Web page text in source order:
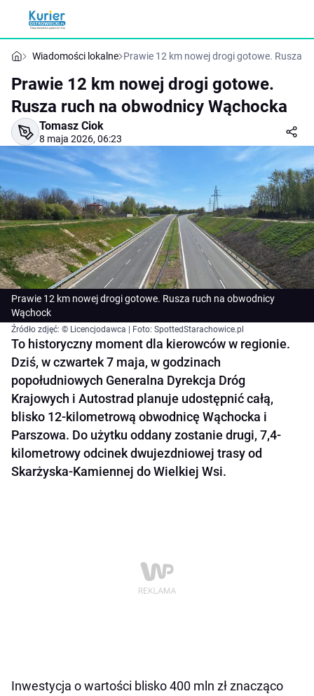
Wiadomości lokalne Prawie 12 km nowej drogi gotowe. Rusza
Prawie 12 km nowej drogi gotowe.
Rusza ruch na obwodnicy Wąchocka
Tomasz Ciok
8 maja 2026, 06:23
Prawie 12 km nowej drogi gotowe. Rusza ruch na obwodnicy
Wąchock
Źródło zdjęć: © Licencjodawca | Foto: SpottedStarachowice.pl
To historyczny moment dla kierowców w regionie.
Dziś, w czwartek 7 maja, w godzinach
popołudniowych Generalna Dyrekcja Dróg
Krajowych i Autostrad planuje udostępnić całą,
blisko 12-kilometrową obwodnicę Wąchocka i
Parszowa. Do użytku oddany zostanie drugi, 7,4-
kilometrowy odcinek dwujezdniowej trasy od
Skarżyska-Kamiennej do Wielkiej Wsi.
Inwestycja o wartości blisko 400 mln zł znacząco